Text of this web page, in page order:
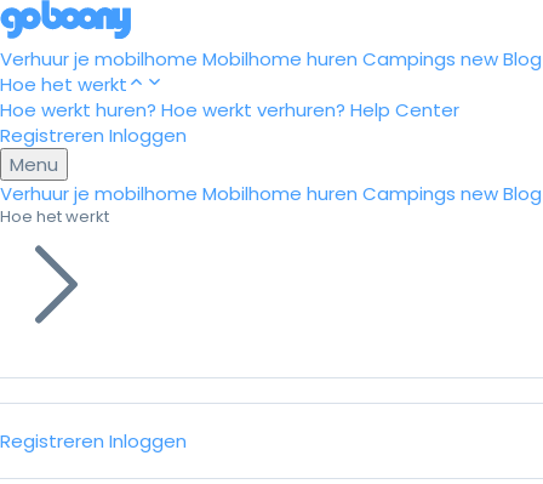
Verhuur je mobilhome Mobilhome huren Campings newBlog
Hoe het werkt
Hoe werkt huren? Hoe werkt verhuren? Help Center
Registreren Inloggen
Menu
Verhuur je mobilhome Mobilhome huren Campings newBlog
Hoe het werkt
Registreren Inloggen